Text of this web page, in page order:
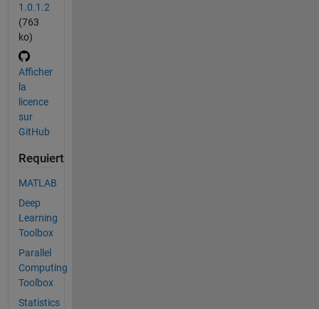
1.0.1.2
(763
ko)
Afficher
la
licence
sur
GitHub
Requiert
MATLAB
Deep
Learning
Toolbox
Parallel
Computing
Toolbox
Statistics